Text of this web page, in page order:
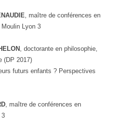
, maître de conférences en
Lyon 3
, doctorante en philosophie,
(DP 2017)
futurs enfants ? Perspectives
, maître de conférences en
3